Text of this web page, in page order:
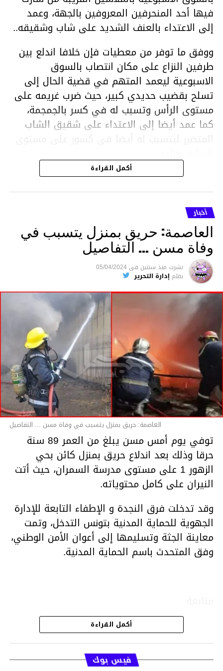
فيها أحد المنحرفين المعروفين بالجهة، وعمد
إلى الاعتداء بالعنف الشديد على شاب وشقيقه..
ووفق ما توفر من معطيات فإن خلافا اندلع بين
طرفين النزاع على مكان انتصاب بالسوق
الاسبوعية ليعمد المتهم في قضية الحال إلى
تسلح بقضيب حديدي كبير، حيث ضرب غريمه على
مستوى الرأس وتسبب له في كسر بالجمجمة،
كما عمد أيضا إلى الاعتداء على شقيق الشاب
المتضرر ليتسبب له أيضا في كسور على مستوى
هذا وقد تمكن أعوان مركز الأمن الوطني بحي
هلال في توقيت قياسي من محاصرة المشتبه به
والقبض عليه وإحالته على التحقيق في خصوص
ما نُسبه إليه.
متابعة
قسم الاخبار
أكمل القراءة
أخبار
العاصمة: حريق بمنزل يتسبب في
وفاة مسن … التفاصيل
نشرت منذ سنتين فى 05/04/2024
بقلم إدارة التحرير
العاصمة: حريق بمنزل يتسبب في وفاة مسن ... التفاصيل
توفي يوم أمس مسن يبلغ من العمر 89 سنة
حرقا وذلك بعد اندلاع حريق بمنزل كائن بحي
الزهور 1 على مستوى مدرسة السمران، حيث أتت
النيران على كامل محتوياته.
وقد تدخلت فرق النجدة و الإطفاء التابعة للإدارة
الجهوية للحماية المدنية بتونس التدخل، وتمت
معاينة الجثة وتسليمها إلى أعوان الأمن الوطني،
وفق المتحدث باسم الحماية المدنية.
قسم الاخبار
أكمل القراءة
فيس بوك